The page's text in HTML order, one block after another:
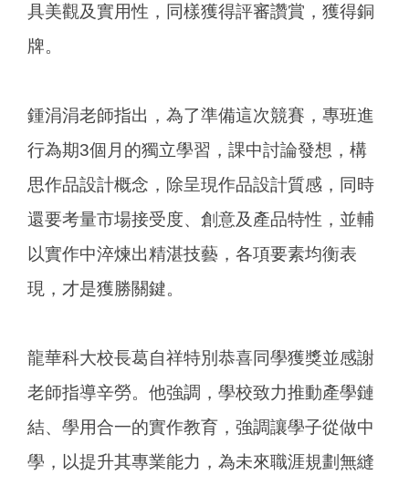
具美觀及實用性，同樣獲得評審讚賞，獲得銅
牌。
鍾涓涓老師指出，為了準備這次競賽，專班進
行為期3個月的獨立學習，課中討論發想，構
思作品設計概念，除呈現作品設計質感，同時
還要考量市場接受度、創意及產品特性，並輔
以實作中淬煉出精湛技藝，各項要素均衡表
現，才是獲勝關鍵。
龍華科大校長葛自祥特別恭喜同學獲獎並感謝
老師指導辛勞。他強調，學校致力推動產學鏈
結、學用合一的實作教育，強調讓學子從做中
學，以提升其專業能力，為未來職涯規劃無縫